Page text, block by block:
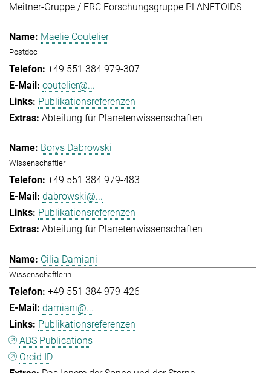
Meitner-Gruppe / ERC Forschungsgruppe PLANETOIDS
Maelie Coutelier
Postdoc
+49 551 384 979-307
coutelier@...
Publikationsreferenzen
Abteilung für Planetenwissenschaften
Borys Dabrowski
Wissenschaftler
+49 551 384 979-483
dabrowski@...
Publikationsreferenzen
Abteilung für Planetenwissenschaften
Cilia Damiani
Wissenschaftlerin
+49 551 384 979-426
damiani@...
Publikationsreferenzen
ADS Publications
Orcid ID